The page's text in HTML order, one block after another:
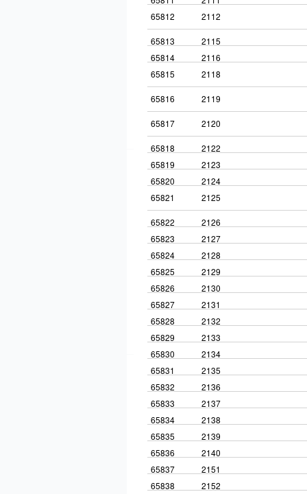
65812
2112
65813
2115
65814
2116
65815
2118
65816 2119
65817 2120
65818
2122
65819
2123
65820
2124
65821
2125
65822
2126
65823
2127
65824
2128
65825
2129
65826
2130
65827
2131
65828
2132
65829
2133
65830
2134
65831
2135
65832
2136
65833
2137
65834
2138
65835
2139
65836
2140
65837
2151
65838
2152